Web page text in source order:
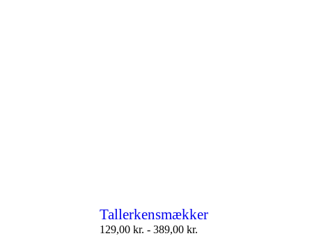
Tallerkensmækker
129,00 kr. - 389,00 kr.